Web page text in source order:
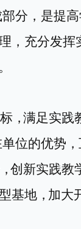
分，是提
，充分发挥
， 满足实践
位的优势 ，
， 创新实践教
基地 ， 加大